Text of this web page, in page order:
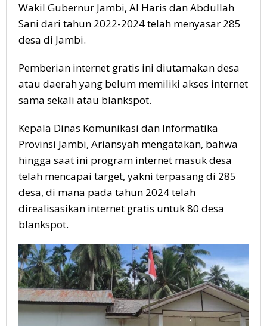
Wakil Gubernur Jambi, Al Haris dan Abdullah
Sani dari tahun 2022-2024 telah menyasar 285
desa di Jambi.
Pemberian internet gratis ini diutamakan desa
atau daerah yang belum memiliki akses internet
sama sekali atau blankspot.
Kepala Dinas Komunikasi dan Informatika
Provinsi Jambi, Ariansyah mengatakan, bahwa
hingga saat ini program internet masuk desa
telah mencapai target, yakni terpasang di 285
desa, di mana pada tahun 2024 telah
direalisasikan internet gratis untuk 80 desa
blankspot.